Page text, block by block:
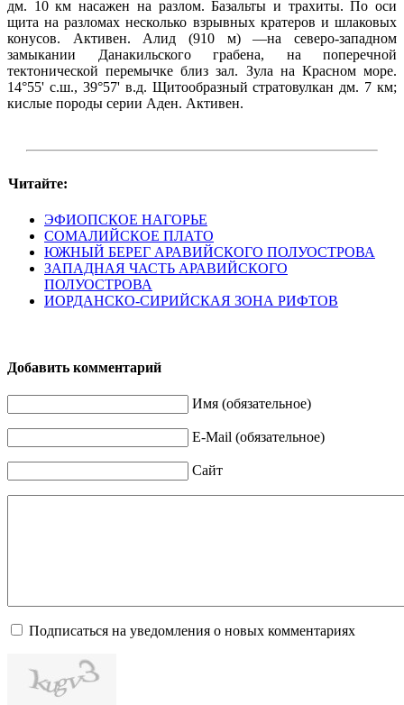
дм. 10 км насажен на разлом. Базальты и трахиты. По оси
щита на разломах несколько взрывных кратеров и шлаковых
конусов. Активен. Алид (910 м) —на северо-западном
замыкании Данакильского грабена, на поперечной
тектонической перемычке близ зал. Зула на Красном море.
14°55' с.ш., 39°57' в.д. Щитообразный стратовулкан дм. 7 км;
кислые породы серии Аден. Активен.
Читайте:
ЭФИОПСКОЕ НАГОРЬЕ
СОМАЛИЙСКОЕ ПЛАТО
ЮЖНЫЙ БЕРЕГ АРАВИЙСКОГО ПОЛУОСТРОВА
ЗАПАДНАЯ ЧАСТЬ АРАВИЙСКОГО
ПОЛУОСТРОВА
ИОРДАНСКО-СИРИЙСКАЯ ЗОНА РИФТОВ
Добавить комментарий
Имя (обязательное)
E-Mail (обязательное)
Сайт
Подписаться на уведомления о новых комментариях